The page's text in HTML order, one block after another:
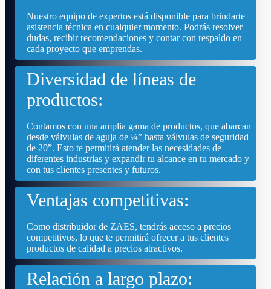
Nuestro equipo de expertos está disponible para brindarte
asistencia técnica en cualquier momento. Podrás resolver
dudas, recibir recomendaciones y contar con respaldo en
cada proyecto que emprendas.
Diversidad de líneas de
productos:
Contamos con una amplia gama de productos, que abarcan
desde válvulas de aguja de ¼” hasta válvulas de seguridad
de 20”. Esto te permitirá atender las necesidades de
diferentes industrias y expandir tu alcance en tu mercado y
con tus clientes presentes y futuros.
Ventajas competitivas:
Como distribuidor de ZAES, tendrás acceso a precios
competitivos, lo que te permitirá ofrecer a tus clientes
productos de calidad a precios atractivos.
Relación a largo plazo: